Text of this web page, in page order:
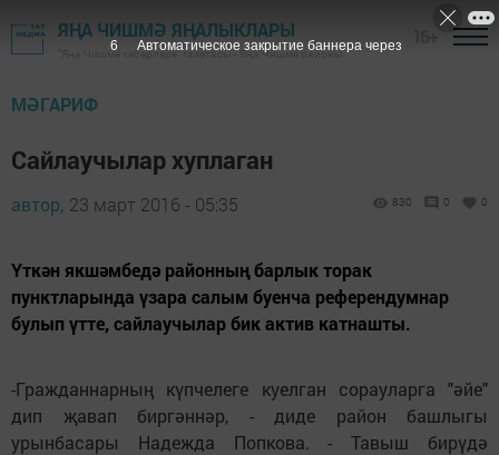
ЯҢА ЧИШМӘ ЯҢАЛЫКЛАРЫ
"Яңа Чишмә хәбәрләре" газетасы - Яңа Чишмә районы
МӘГАРИФ
Cайлаучылар хуплаган
автор, 23 март 2016 - 05:35 830 0 0
Үткән якшәмбедә районның барлык торак
пунктларында үзара салым буенча референдумнар
булып үтте, сайлаучылар бик актив катнашты.
-Гражданнарның күпчелеге куелган сорауларга "әйе"
дип җавап биргәннәр, - диде район башлыгы
урынбасары Надежда Попкова. - Тавыш бирүдә
4 Автоматическое закрытие баннера через